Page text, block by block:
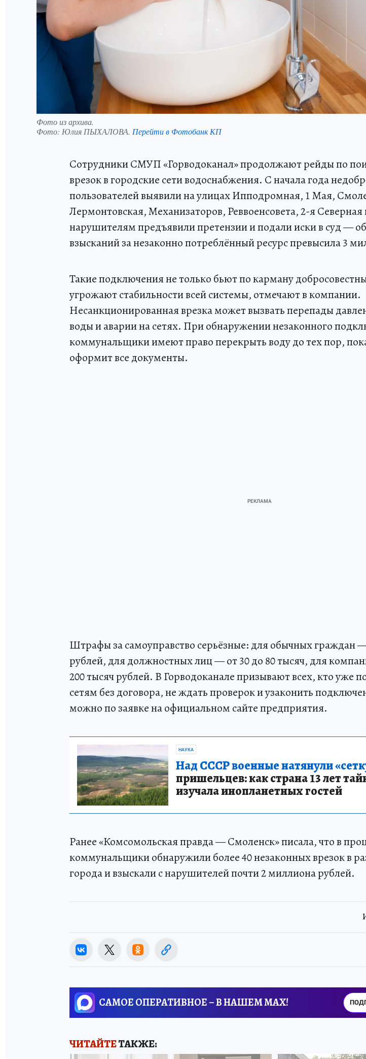
Фото из архива.
Фото: Юлия ПЫХАЛОВА. Перейти в Фотобанк КП
Сотрудники СМУП «Горводоканал» продолжают рейды по
врезок в городские сети водоснабжения. С начала года
пользователей выявили на улицах Ипподромная, 1 Мая,
Лермонтовская, Механизаторов, Реввоенсовета, 2-я
нарушителям предъявили претензии и подали иски в суд —
взысканий за незаконно потреблённый ресурс превысила 3
Такие подключения не только бьют по карману
угрожают стабильности всей системы, отмечают в компании.
Несанкционированная врезка может вызвать перепады
воды и аварии на сетях. При обнаружении незаконного
коммунальщики имеют право перекрыть воду до тех пор,
оформит все документы.
Штрафы за самоуправство серьёзные: для обычных граждан —
рублей, для должностных лиц — от 30 до 80 тысяч, для
200 тысяч рублей. В Горводоканале призывают всех, кто уже
сетям без договора, не ждать проверок и узаконить
можно по заявке на официальном сайте предприятия.
НАУКА
Над СССР военные натянули
пришельцев: как страна 13 лет
изучала инопланетных гостей
Ранее «Комсомольская правда — Смоленск» писала, что в
коммунальщики обнаружили более 40 незаконных врезок в
города и взыскали с нарушителей почти 2 миллиона рублей.
САМОЕ ОПЕРАТИВНОЕ – В НАШЕМ MAX!
ЧИТАЙТЕТАКЖЕ: